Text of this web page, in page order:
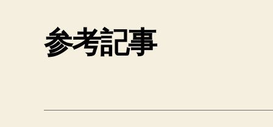
参考記事